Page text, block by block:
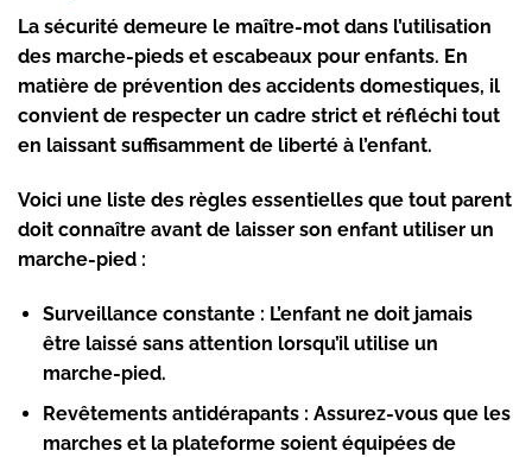
La sécurité demeure le maître-mot dans l’utilisation
des marche-pieds et escabeaux pour enfants. En
matière de prévention des accidents domestiques, il
convient de respecter un cadre strict et réfléchi tout
en laissant suffisamment de liberté à l’enfant.
Voici une liste des règles essentielles que tout parent
doit connaître avant de laisser son enfant utiliser un
marche-pied :
Surveillance constante : L’enfant ne doit jamais
être laissé sans attention lorsqu’il utilise un
marche-pied.
Revêtements antidérapants : Assurez-vous que les
marches et la plateforme soient équipées de